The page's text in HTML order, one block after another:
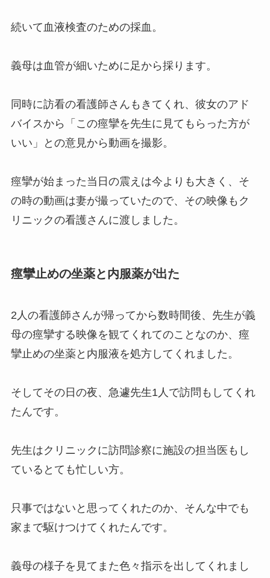
続いて血液検査のための採血。
義母は血管が細いために足から採ります。
同時に訪看の看護師さんもきてくれ、彼女のアド
バイスから「この痙攣を先生に見てもらった方が
いい」との意見から動画を撮影。
痙攣が始まった当日の震えは今よりも大きく、そ
の時の動画は妻が撮っていたので、その映像もク
リニックの看護さんに渡しました。
痙攣止めの坐薬と内服薬が出た
2人の看護師さんが帰ってから数時間後、先生が義
母の痙攣する映像を観てくれてのことなのか、痙
攣止めの坐薬と内服液を処方してくれました。
そしてその日の夜、急遽先生1人で訪問もしてくれ
たんです。
先生はクリニックに訪問診察に施設の担当医もし
ているとても忙しい方。
只事ではないと思ってくれたのか、そんな中でも
家まで駆けつけてくれたんです。
義母の様子を見てまた色々指示を出してくれまし